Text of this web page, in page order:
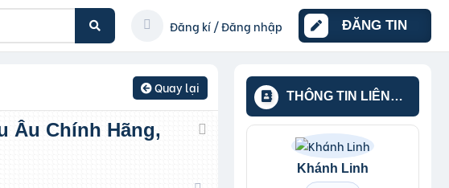
Đăng kí / Đăng nhập ĐĂNG TIN
Quay lại
THÔNG TIN LIÊN
HỆ
Khánh Linh